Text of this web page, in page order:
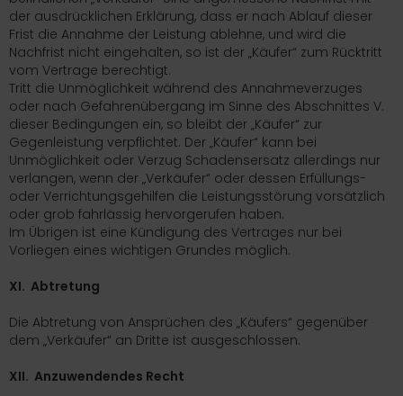
der ausdrücklichen Erklärung, dass er nach Ablauf dieser
Frist die Annahme der Leistung ablehne, und wird die
Nachfrist nicht eingehalten, so ist der „Käufer“ zum Rücktritt
vom Vertrage berechtigt.
Tritt die Unmöglichkeit während des Annahmeverzuges
oder nach Gefahrenübergang im Sinne des Abschnittes V.
dieser Bedingungen ein, so bleibt der „Käufer“ zur
Gegenleistung verpflichtet. Der „Käufer“ kann bei
Unmöglichkeit oder Verzug Schadensersatz allerdings nur
verlangen, wenn der „Verkäufer“ oder dessen Erfüllungs-
oder Verrichtungsgehilfen die Leistungsstörung vorsätzlich
oder grob fahrlässig hervorgerufen haben.
Im Übrigen ist eine Kündigung des Vertrages nur bei
Vorliegen eines wichtigen Grundes möglich.
XI. Abtretung
Die Abtretung von Ansprüchen des „Käufers“ gegenüber
dem „Verkäufer“ an Dritte ist ausgeschlossen.
XII. Anzuwendendes Recht